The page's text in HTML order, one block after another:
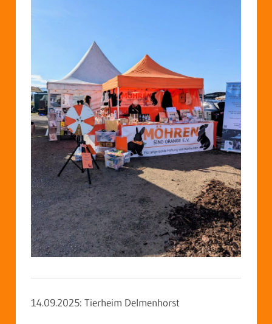
14.09.2025: Tierheim Delmenhorst